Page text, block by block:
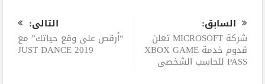
السابق:
شركة MICROSOFT تعلن
قدوم خدمة XBOX GAME
PASS للحاسب الشخصي
التالى:
“أرقص على وقع حياتك” مع
JUST DANCE 2019